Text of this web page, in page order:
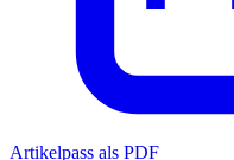
Artikelpass als PDF